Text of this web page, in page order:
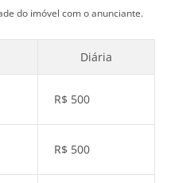
do imóvel com o anunciante.
Diária
R$ 500
R$ 500